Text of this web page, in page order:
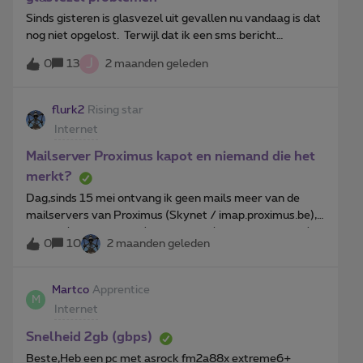
minder en minder…en neen, ik ben niks met reac
Sinds gisteren is glasvezel uit gevallen nu vandaag is dat
nog niet opgelost. Terwijl dat ik een sms bericht
gekregen heb dat het in orde is dus een leugen het beste
die ooit heb gehad. Ik heb geen goesting om te wachten
bel, maar ook mijn alarm systeem hangt er aan. Ik ben
dat beu ik ga mijn factuur niet betalen
0 13 J 2 maanden geleden
flurk2 Rising star
Internet
Mailserver Proximus kapot en niemand die het
merkt?
Dag,sinds 15 mei ontvang ik geen mails meer van de
mailservers van Proximus (Skynet / imap.proximus.be),
scarlet (pop.scarlet.be) en Busmail (imap.proximus.be).Ik
heb 2 mailclients. Beide geven altijd een time-out. Ik
skynet-account, gelinkt aan mijn internet-abonnement.
Van geen van de 6 accounts is er de laatste 5 dagen nog
de betreffende accounts. Ik krijg een positieve
0 10 2 maanden geleden
M
Martco Apprentice
Internet
Snelheid 2gb (gbps)
Beste,Heb een pc met asrock fm2a88x extreme6+